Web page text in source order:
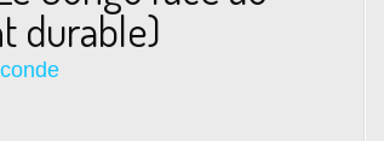
durable)